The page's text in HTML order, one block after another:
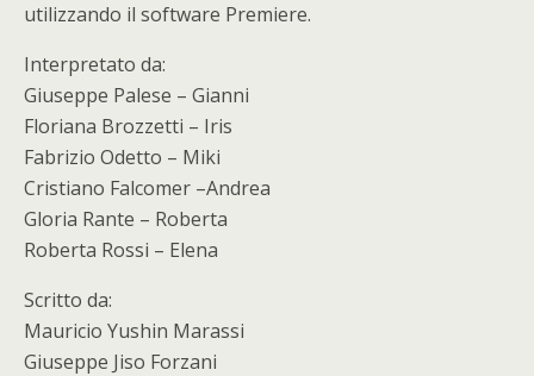
utilizzando il software Premiere.
Interpretato da:
Giuseppe Palese – Gianni
Floriana Brozzetti – Iris
Fabrizio Odetto – Miki
Cristiano Falcomer –Andrea
Gloria Rante – Roberta
Roberta Rossi – Elena
Scritto da:
Mauricio Yushin Marassi
Giuseppe Jiso Forzani